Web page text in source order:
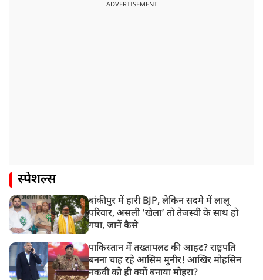
ADVERTISEMENT
स्पेशल्स
बांकीपुर में हारी BJP, लेकिन सदमे में लालू
परिवार, असली ‘खेला’ तो तेजस्वी के साथ हो
गया, जानें कैसे
पाकिस्तान में तख्तापलट की आहट? राष्ट्रपति
बनना चाह रहे आसिम मुनीर! आखिर मोहसिन
नकवी को ही क्यों बनाया मोहरा?